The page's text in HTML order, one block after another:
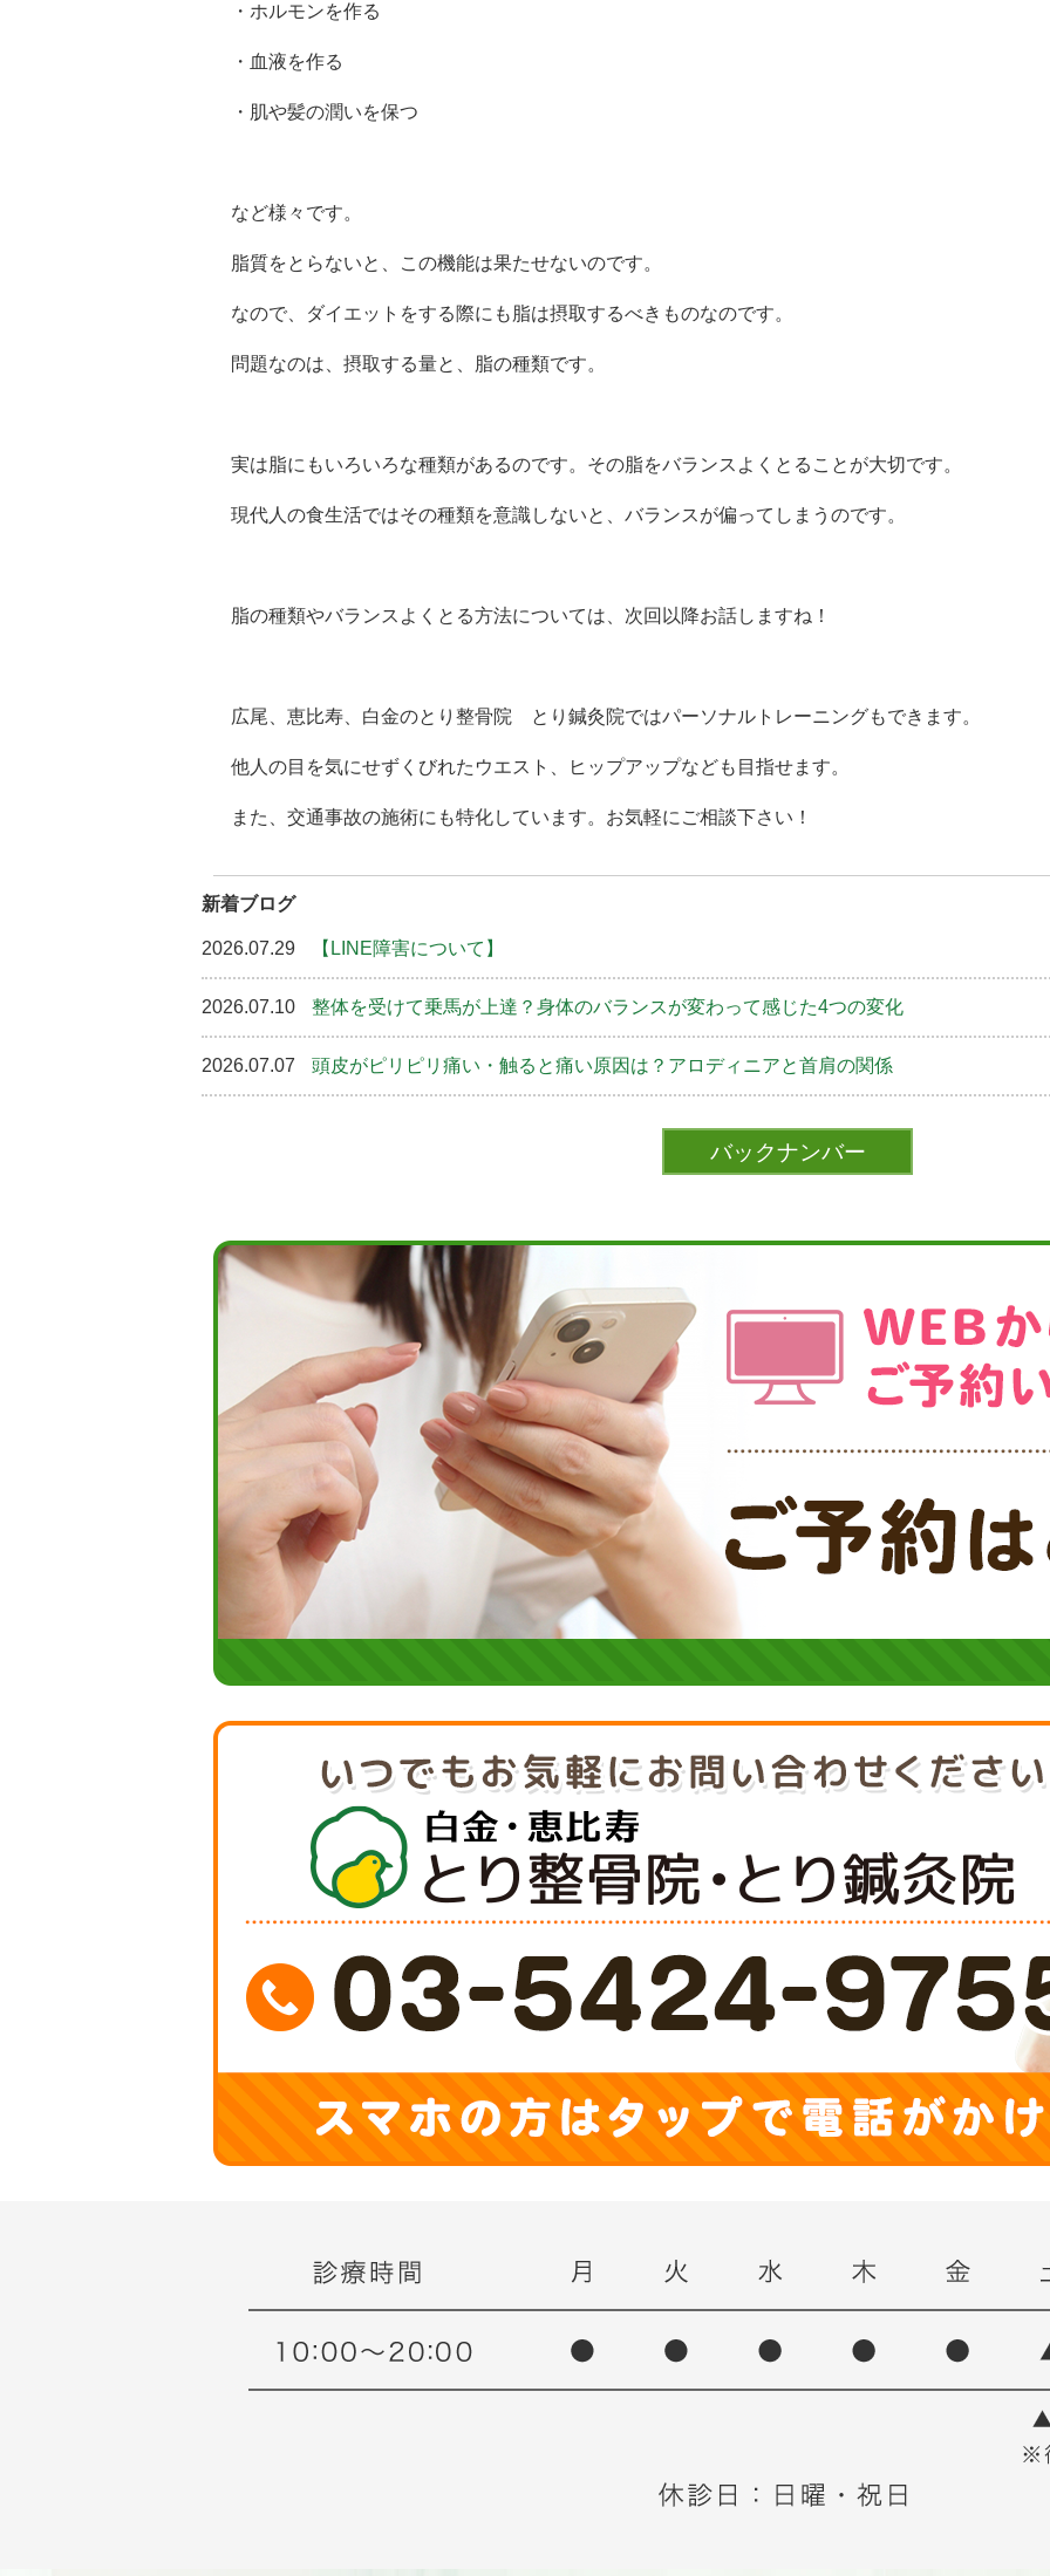
・ホルモンを作る
・血液を作る
・肌や髪の潤いを保つ
など様々です。
脂質をとらないと、この機能は果たせないのです。
なので、ダイエットをする際にも脂は摂取するべきものなのです。
問題なのは、摂取する量と、脂の種類です。
実は脂にもいろいろな種類があるのです。その脂をバランスよくとることが大切です。
現代人の食生活ではその種類を意識しないと、バランスが偏ってしまうのです。
脂の種類やバランスよくとる方法については、次回以降お話しますね！
広尾、恵比寿、白金のとり整骨院 とり鍼灸院ではパーソナルトレーニングもできます。
他人の目を気にせずくびれたウエスト、ヒップアップなども目指せます。
また、交通事故の施術にも特化しています。お気軽にご相談下さい！
新着ブログ
2026.07.29 【LINE障害について】
2026.07.10 整体を受けて乗馬が上達？身体のバランスが変わって感じた4つの変化
2026.07.07 頭皮がピリピリ痛い・触ると痛い原因は？アロディニアと首肩の関係
バックナンバー